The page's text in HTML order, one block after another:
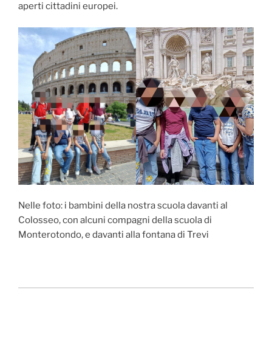
aperti cittadini europei.
Nelle foto: i bambini della nostra scuola davanti al
Colosseo, con alcuni compagni della scuola di
Monterotondo, e davanti alla fontana di Trevi